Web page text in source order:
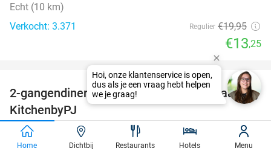
Echt (10 km)
Verkocht: 3.371
Regulier €19,95
€13,25
23%
2-gangendiner met vrije keuze van de kaart bij
KitchenbyPJ
KitchenbyPJ 9.0
Echt (10 km)
Home Dichtbij Restaurants Hotels Menu